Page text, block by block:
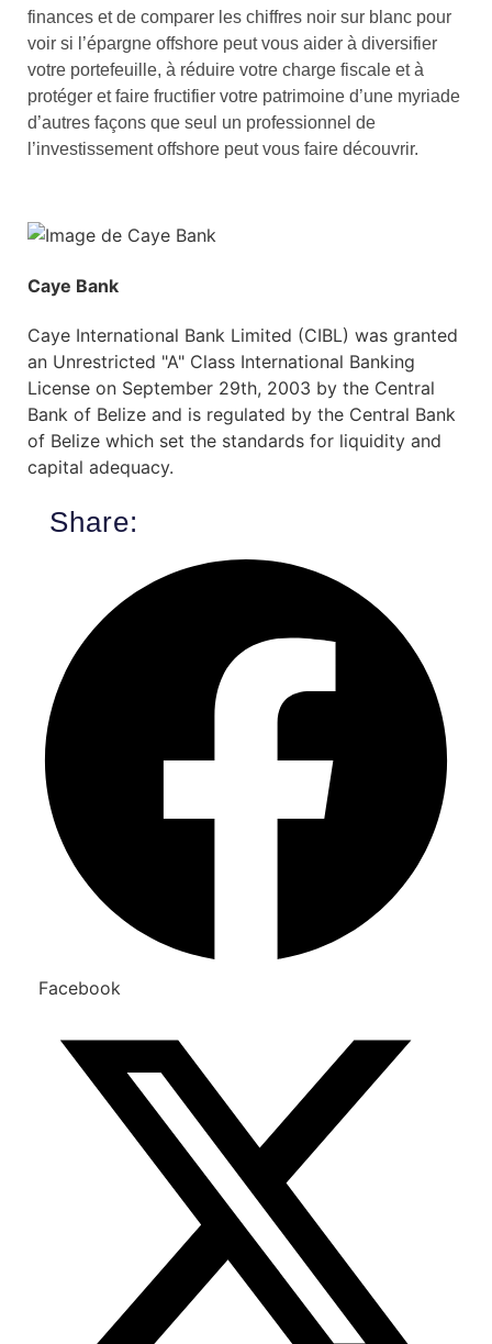
finances et de comparer les chiffres noir sur blanc pour
voir si l’épargne offshore peut vous aider à diversifier
votre portefeuille, à réduire votre charge fiscale et à
protéger et faire fructifier votre patrimoine d’une myriade
d’autres façons que seul un professionnel de
l’investissement offshore peut vous faire découvrir.
Caye Bank
Caye International Bank Limited (CIBL) was granted
an Unrestricted "A" Class International Banking
License on September 29th, 2003 by the Central
Bank of Belize and is regulated by the Central Bank
of Belize which set the standards for liquidity and
capital adequacy.
Share:
Facebook